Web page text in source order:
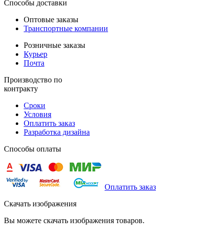
Способы доставки
Оптовые заказы
Транспортные компании
Розничные заказы
Курьер
Почта
Производство по
контракту
Сроки
Условия
Оплатить заказ
Разработка дизайна
Способы оплаты
Оплатить заказ
Скачать изображения
Вы можете скачать изображения товаров.